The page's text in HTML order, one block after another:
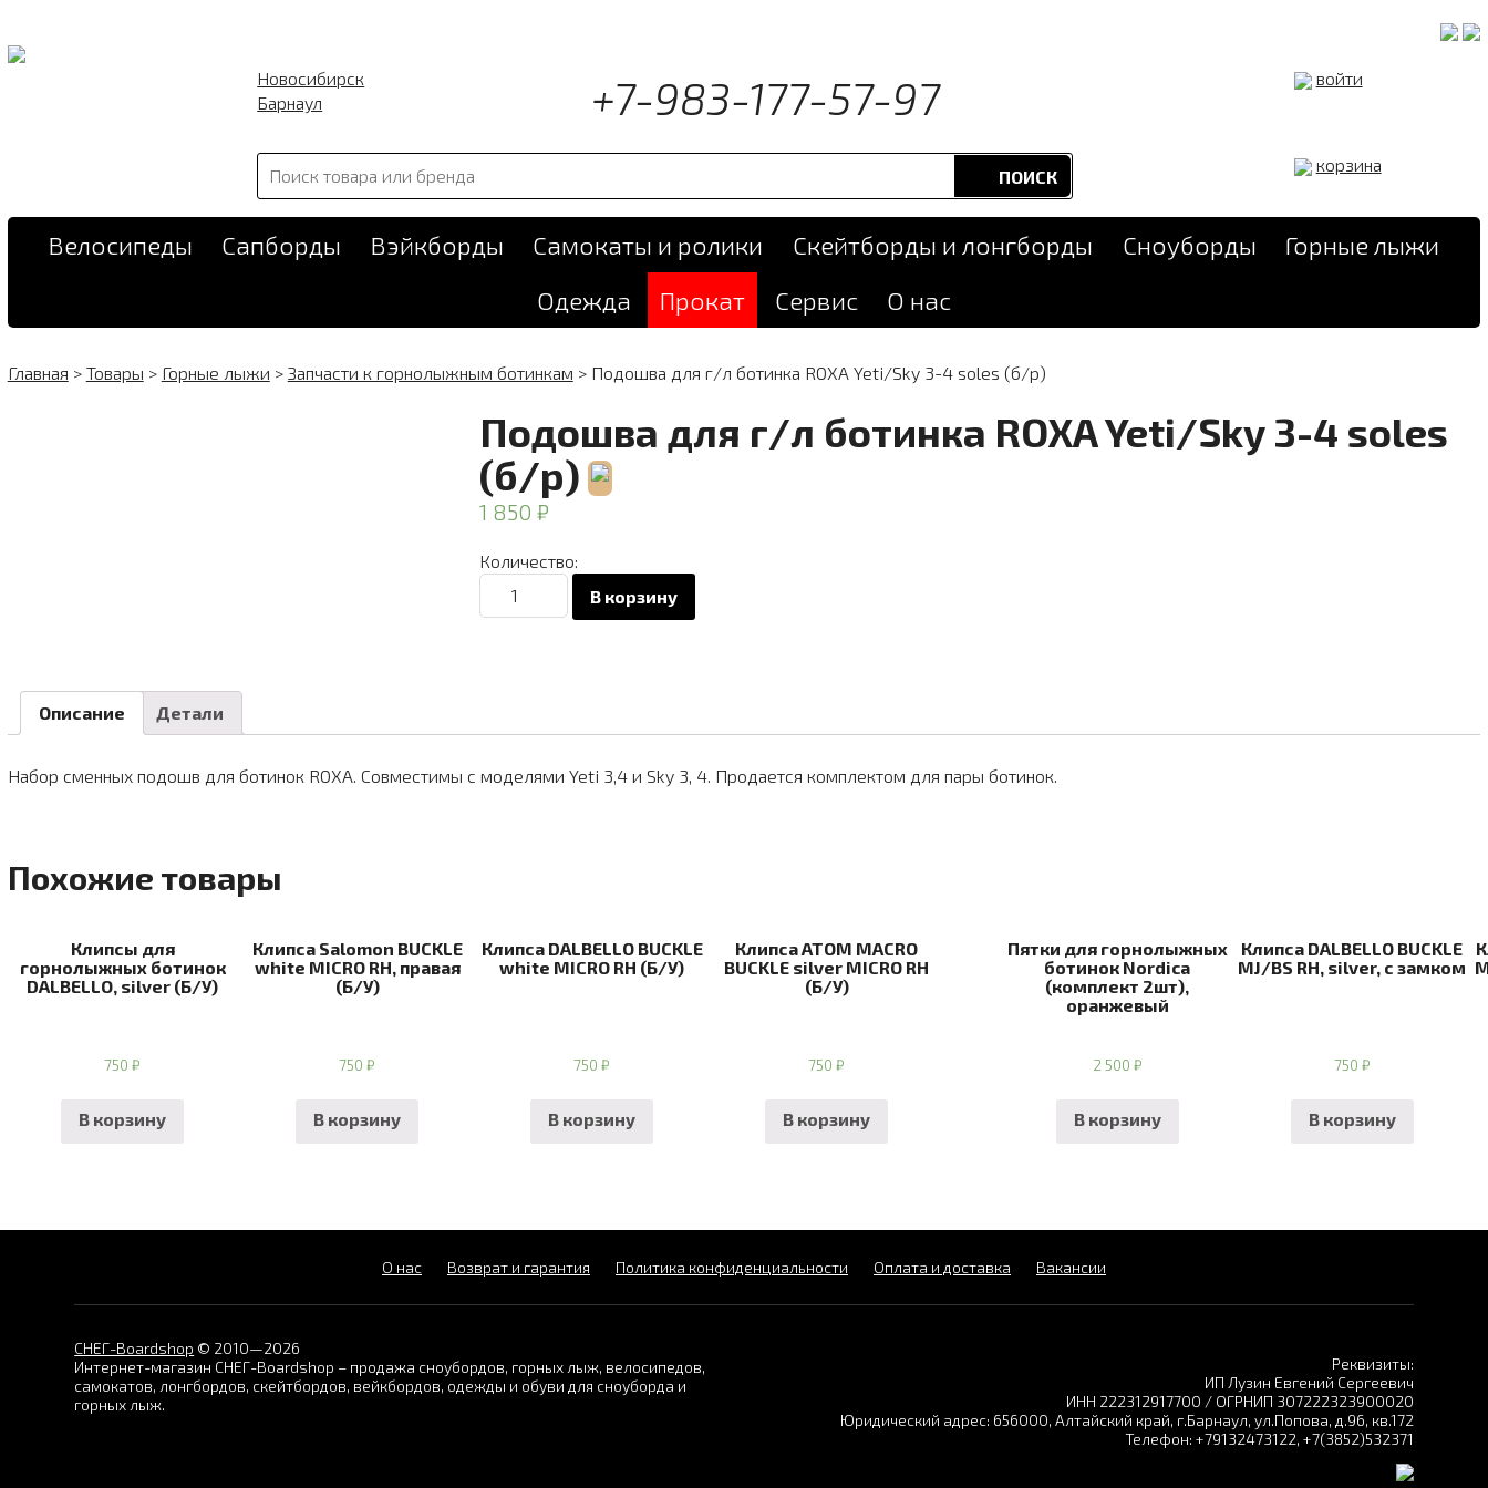
Новосибирск
Барнаул
+7-983-177-57-97 войти
корзина
Велосипеды Сапборды Вэйкборды Самокаты и ролики Скейтборды и лонгборды Сноуборды
Горные лыжи
Одежда
Прокат Сервис О нас
Главная > Товары > Горные лыжи > Запчасти к горнолыжным ботинкам > Подошва для г/л ботинка ROXA Yeti/Sky 3-4 soles (б/р)
Подошва для г/л ботинка ROXA Yeti/Sky 3-4 soles
(б/р)
1 850 ₽
Количество:
Количество
товара
ботинка
Yeti/Sky
В корзину
Описание Детали
Набор сменных подошв для ботинок ROXA. Совместимы с моделями Yeti 3,4 и Sky 3, 4. Продается комплектом для пары ботинок.
Похожие товары
Клипсы для
горнолыжных ботинок
DALBELLO, silver (Б/У)
750₽
В корзину
Клипса Salomon BUCKLE
white MICRO RH, правая
(Б/У)
750₽
В корзину
Клипса DALBELLO BUCKLE
white MICRO RH (Б/У)
750₽
В корзину
Клипса ATOM MACRO
BUCKLE silver MICRO RH
(Б/У)
750₽
В корзину
Пятки для горнолыжных
ботинок Nordica
(комплект 2шт),
оранжевый
2 500 ₽
В корзину
Клипса DALBELLO BUCKLE
MJ/BS RH, silver, с замком
750 ₽
В корзину
О нас Возврат и гарантия Политика конфиденциальности Оплата и доставка Вакансии
СНЕГ-Boardshop © 2010—2026
Интернет-магазин СНЕГ-Boardshop – продажа сноубордов, горных лыж, велосипедов,
самокатов, лонгбордов, скейтбордов, вейкбордов, одежды и обуви для сноуборда и
горных лыж.
Реквизиты:
ИП Лузин Евгений Сергеевич
ИНН 222312917700 / ОГРНИП 307222323900020
Юридический адрес: 656000, Алтайский край, г.Барнаул, ул.Попова, д.96, кв.172
Телефон: +79132473122, +7(3852)532371